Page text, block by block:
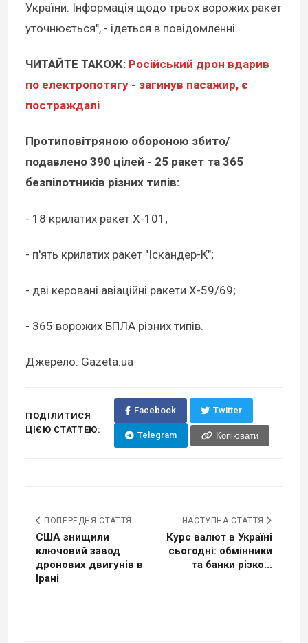
України. Інформація щодо трьох ворожих ракет
уточнюється", - ідеться в повідомленні.
ЧИТАЙТЕ ТАКОЖ: Російський дрон вдарив
по електропотягу - загинув пасажир, є
постраждалі
Протиповітряною обороною збито/
подавлено 390 цілей - 25 ракет та 365
безпілотників різних типів:
- 18 крилатих ракет Х-101;
- п'ять крилатих ракет "Іскандер-К";
- дві керовані авіаційні ракети Х-59/69;
- 365 ворожих БПЛА різних типів.
Джерело: Gazeta.ua
ПОДІЛИТИСЯ
ЦІЄЮ СТАТТЕЮ:
Facebook Twitter
Telegram Копіювати
ПОПЕРЕДНЯ СТАТТЯ
США знищили
ключовий завод
дронових двигунів в
Ірані
НАСТУПНА СТАТТЯ
Курс валют в Україні
сьогодні: обмінники
та банки різко...